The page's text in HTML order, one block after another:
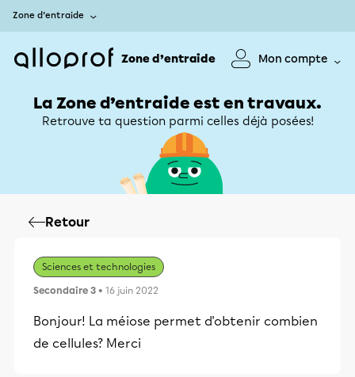
Zone d’entraide
Zone d’entraide Mon compte
La Zone d’entraide est en travaux.
Retrouve ta question parmi celles déjà posées!
Retour
Sciences et technologies
Secondaire 3 • 16 juin 2022
Bonjour! La méiose permet d'obtenir combien
de cellules? Merci